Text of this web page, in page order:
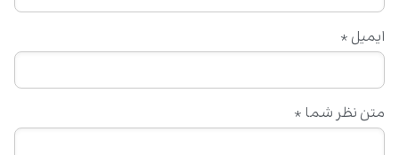
متن نظر شما *
ایمیل *